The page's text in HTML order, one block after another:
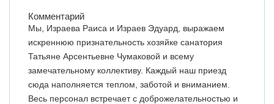
Комментарий
Мы, Израева Раиса и Израев Эдуард, выражаем
искреннюю признательность хозяйке санатория
Татьяне Арсентьевне Чумаковой и всему
замечательному коллективу. Каждый наш приезд
сюда наполняется теплом, заботой и вниманием.
Весь персонал встречает с доброжелательностью и